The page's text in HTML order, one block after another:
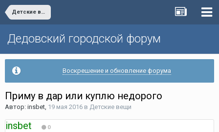
Детские вещи
Дедовский городской форум
Воскрешение и обновление форума
Приму в дар или куплю недорого
Автор: insbet, 19 мая 2016 в Детские вещи
insbet 0